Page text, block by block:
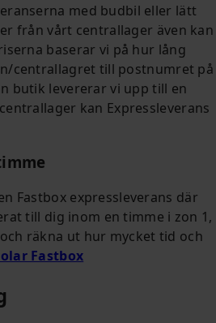
med budbil eller lätt
från vårt centrallager även kan
baserar vi på hur lång
centrallagret till postnumret på
butik levererar vi upp till en
kan Expressleverans
Fastbox expressleverans där
till dig inom en timme i zon 1,
räkna ut hur mycket tid och
Fastbox